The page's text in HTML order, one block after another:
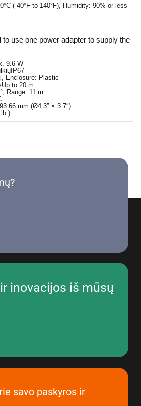
(-40°F to 140°F), Humidity: 90% or less
use one power adapter to supply the
9.6 W
IP67
Enclosure: Plastic
Up to 20 m
Range: 11 m
mm (Ø4.3″ × 3.7″)
inovacijos iš mūsų
savo paskyros ir